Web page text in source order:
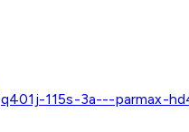
q401j-115s-3a---parmax-